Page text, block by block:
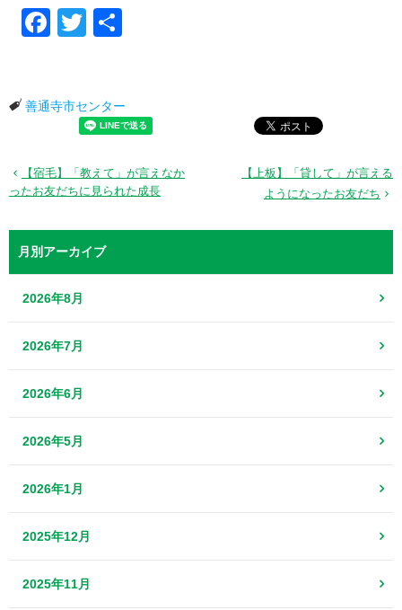
FacebookTwitter
善通寺市センター
【宿毛】「教えて」が言えなか
ったお友だちに見られた成長
【上板】「貸して」が言える
ようになったお友だち
月別アーカイブ
2026年8月
2026年7月
2026年6月
2026年5月
2026年1月
2025年12月
2025年11月